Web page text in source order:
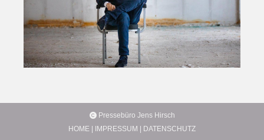
Pressebüro Jens Hirsch
HOME
IMPRESSUM DATENSCHUTZ